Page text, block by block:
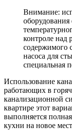
Внимание:
контроле над
содержимого
насоса для
специальная
Использование
работающих в
канализационной
квартире этот
выполняется
кухни на новое